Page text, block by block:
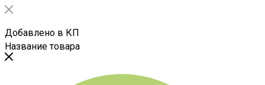
Добавлено в КП
Название товара